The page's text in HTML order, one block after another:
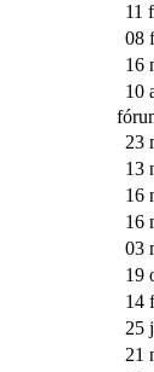
11
08
16
10
23
13
16
16
03
19
14
25
21